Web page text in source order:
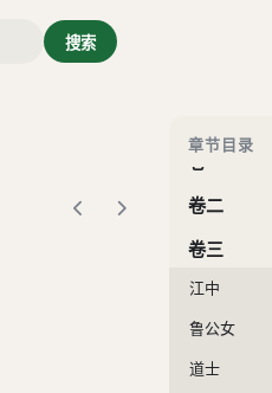
搜索
章节目录
卷二
卷三
江中
鲁公女
道士